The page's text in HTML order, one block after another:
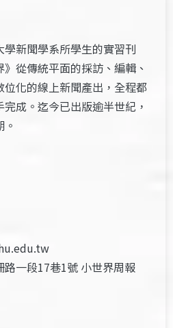
學新聞學系所學生的實習刊
從傳統平面的採訪、編輯、
化的線上新聞產出，全程都
成。迄今已出版逾半世紀，
一段17巷1號 小世界周報